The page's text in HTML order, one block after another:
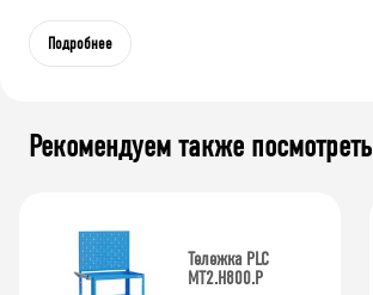
Подробнее
Рекомендуем также посмотреть
Тележка PLC
МT2.H800.Р